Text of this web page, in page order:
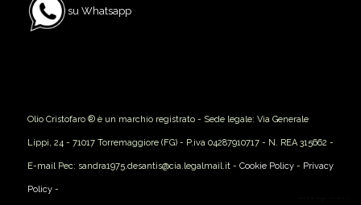
su Whatsapp
Olio Cristofaro ® è un marchio registrato - Sede legale: Via Generale
Lippi, 24 - 71017 Torremaggiore (FG) - P.iva 04287910717 - N. REA 315662 -
E-mail Pec: sandra1975.desantis@cia.legalmail.it - Cookie Policy- Privacy
Policy-